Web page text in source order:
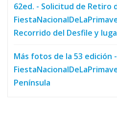
62ed. - Solicitud de Retiro
Recorrido del Desfile y
Más fotos de la 53 edición -
Península